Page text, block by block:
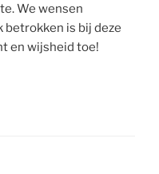
We wensen
betrokken is bij deze
en wijsheid toe!